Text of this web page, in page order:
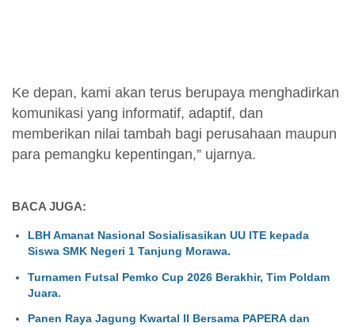
Ke depan, kami akan terus berupaya menghadirkan
komunikasi yang informatif, adaptif, dan
memberikan nilai tambah bagi perusahaan maupun
para pemangku kepentingan,” ujarnya.
BACA JUGA:
LBH Amanat Nasional Sosialisasikan UU ITE kepada
Siswa SMK Negeri 1 Tanjung Morawa.
Turnamen Futsal Pemko Cup 2026 Berakhir, Tim Poldam
Juara.
Panen Raya Jagung Kwartal II Bersama PAPERA dan